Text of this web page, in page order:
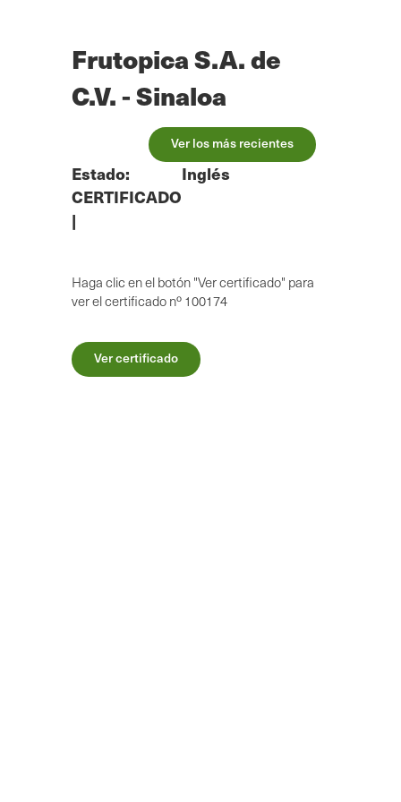
Frutopica S.A. de
C.V. - Sinaloa
Ver los más recientes
Estado:
CERTIFICADO
|
Inglés
Haga clic en el botón "Ver certificado" para
ver el certificado nº 100174
Ver certificado